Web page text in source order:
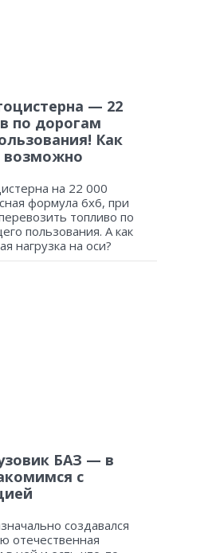
— 22
по дорогам
Как
возможно
на 22 000
формула 6х6, при
топливо по
пользования. А как
нагрузка на оси?
БАЗ — в
с
создавался
отечественная